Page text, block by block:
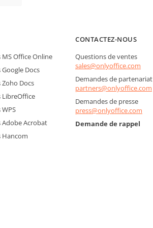
MS Office Online
Google Docs
Zoho Docs
LibreOffice
WPS
Adobe Acrobat
Hancom
CONTACTEZ-NOUS
Questions de ventes
sales@onlyoffice.com
Demandes de partenariat
partners@onlyoffice.com
Demandes de presse
press@onlyoffice.com
Demande de rappel